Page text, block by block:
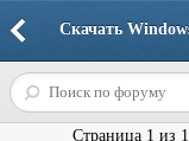
Страница 1 из 1